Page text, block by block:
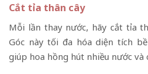
Cắt tỉa thân cây
Mỗi lần thay nước, hãy cắt tỉa
Góc này tối đa hóa diện tích
giúp hoa hồng hút nhiều nước và